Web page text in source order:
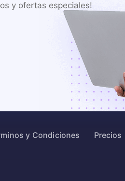
y ofertas especiales!
y Condiciones Precios